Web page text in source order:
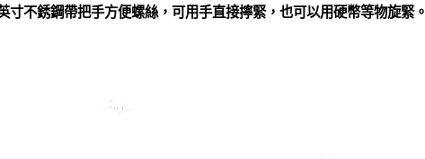
寸不銹鋼帶把手方便螺絲，可用手直接擰緊，也可以用硬幣等物旋緊。